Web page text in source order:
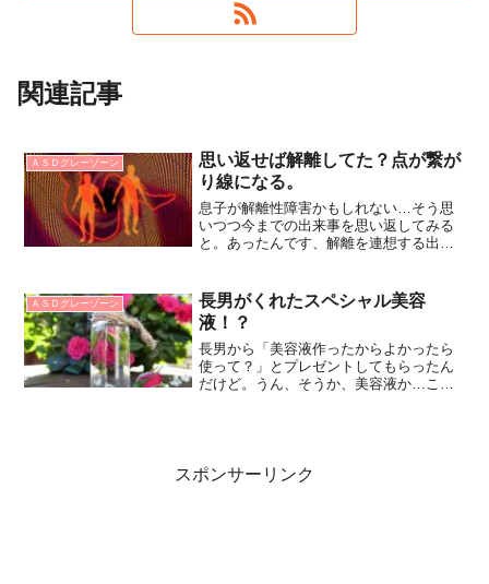
関連記事
ＡＳＤグレーゾーン
思い返せば解離してた？点が繋が
り線になる。
息子が解離性障害かもしれない…そう思
いつつ今までの出来事を思い返してみる
と。あったんです、解離を連想する出来
い合わせてみることに。
ＡＳＤグレーゾーン
長男がくれたスペシャル美容
液！？
長男から「美容液作ったからよかったら
使って？」とプレゼントしてもらったん
だけど。うん、そうか、美容液か…これ
スポンサーリンク